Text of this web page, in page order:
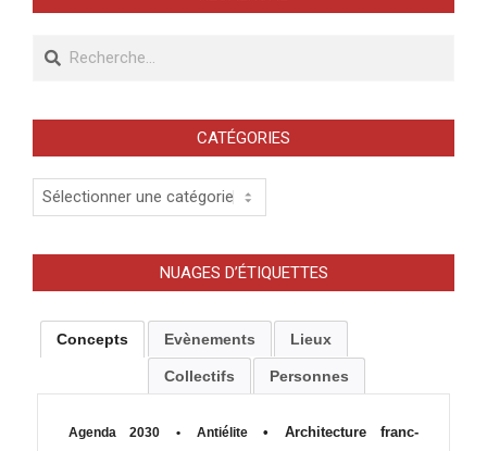
Recherche
CATÉGORIES
Catégories
NUAGES D’ÉTIQUETTES
Concepts Evènements Lieux
Collectifs Personnes
Agenda 2030 • Antiélite •
Architecture franc-